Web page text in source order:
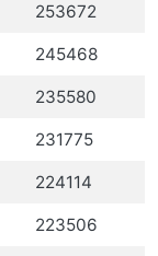
253672
245468
235580
231775
224114
223506